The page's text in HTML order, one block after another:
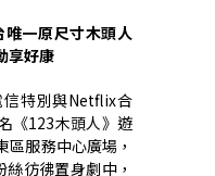
一原尺寸木頭人
享好康
特別與Netflix合
《123木頭人》遊
服務中心廣場，
彷彿置身劇中，